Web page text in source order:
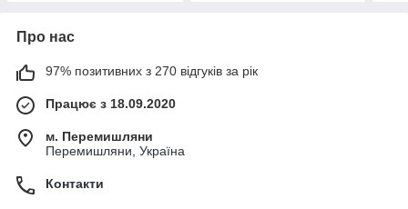
Про нас
97% позитивних з 270 відгуків за рік
Працює з 18.09.2020
м. Перемишляни
Перемишляни, Україна
Контакти